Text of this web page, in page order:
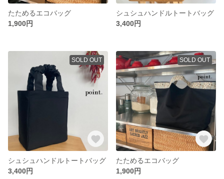
たためるエコバッグ
1,900円
シュシュハンドルトートバッグ
3,400円
SOLD OUT
シュシュハンドルトートバッグ
3,400円
SOLD OUT
たためるエコバッグ
1,900円